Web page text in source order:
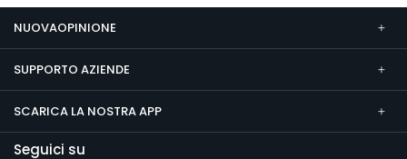
NUOVAOPINIONE
SUPPORTO AZIENDE
SCARICA LA NOSTRA APP
Seguici su